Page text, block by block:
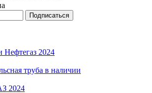
Нефтегаз 2024
труба в наличии
2024